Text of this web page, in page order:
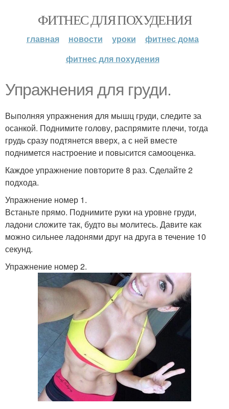
ФИТНЕС ДЛЯ ПОХУДЕНИЯ
главная новости уроки
фитнес дома
фитнес для похудения
Упражнения для груди.
Выполняя упражнения для мышц груди, следите за
осанкой. Поднимите голову, распрямите плечи, тогда
грудь сразу подтянется вверх, а с ней вместе
поднимется настроение и повысится самооценка.
Каждое упражнение повторите 8 раз. Сделайте 2
подхода.
Упражнение номер 1.
Встаньте прямо. Поднимите руки на уровне груди,
ладони сложите так, будто вы молитесь. Давите как
можно сильнее ладонями друг на друга в течение 10
секунд.
Упражнение номер 2.